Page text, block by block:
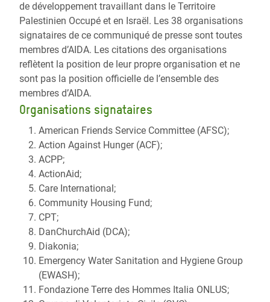
de développement travaillant dans le Territoire
Palestinien Occupé et en Israël. Les 38 organisations
signataires de ce communiqué de presse sont toutes
membres d’AIDA. Les citations des organisations
reflètent la position de leur propre organisation et ne
sont pas la position officielle de l’ensemble des
membres d’AIDA.
Organisations signataires
American Friends Service Committee (AFSC);
Action Against Hunger (ACF);
ACPP;
ActionAid;
Care International;
Community Housing Fund;
CPT;
DanChurchAid (DCA);
Diakonia;
Emergency Water Sanitation and Hygiene Group
(EWASH);
Fondazione Terre des Hommes Italia ONLUS;